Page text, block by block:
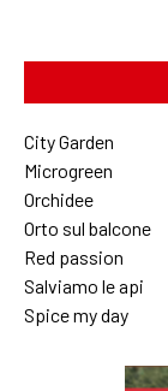
City Garden
Microgreen
Orchidee
Orto sul balcone
Red passion
Salviamo le api
Spice my day